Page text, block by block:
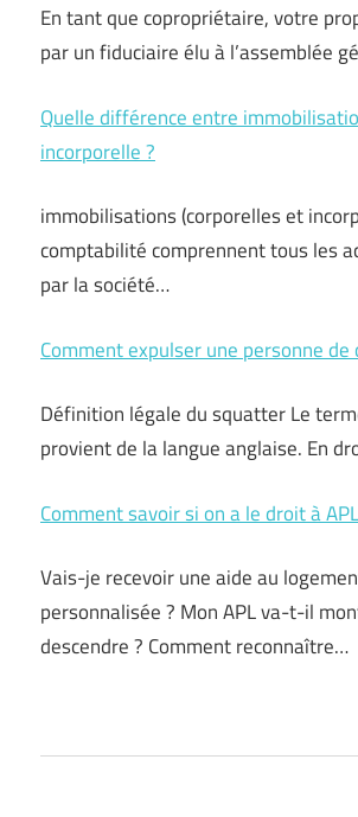
En tant que copropriétaire, votre
par un fiduciaire élu à l’assemblée
Quelle différence entre
incorporelle ?
immobilisations (corporelles et
comptabilité comprennent tous les
par la société…
Comment expulser une personne de
Définition légale du squatter Le
provient de la langue anglaise. En
Comment savoir si on a le droit à
Vais-je recevoir une aide au
personnalisée ? Mon APL va-t-il
descendre ? Comment reconnaître…